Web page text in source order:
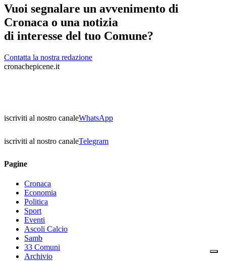
Vuoi segnalare un avvenimento di
Cronaca o una notizia
di interesse del tuo Comune?
Contatta la nostra redazione
cronachepicene.it
iscriviti al nostro canaleWhatsApp
iscriviti al nostro canaleTelegram
Pagine
Cronaca
Economia
Politica
Sport
Eventi
Ascoli Calcio
Samb
33 Comuni
Archivio